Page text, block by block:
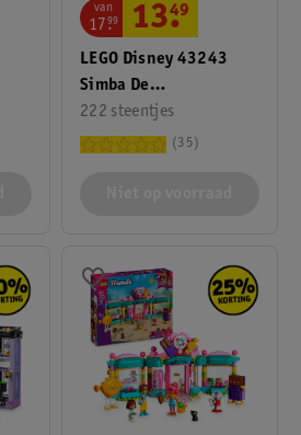
LEGO Disney 43243
Simba De
Leeuwenkoning Als
Welp
222 steentjes
van
17.
99 13.
49
35